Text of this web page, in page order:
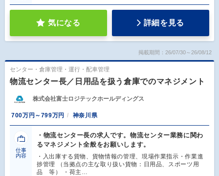
気になる 詳細を見る
掲載期間：26/07/30～26/08/12
センター・倉庫管理・運行・配車管理
物流センター長／日用品を扱う倉庫でのマネジメント
株式会社富士ロジテックホールディングス
700万円～799万円 神奈川県
仕事
内容
・物流センター長の求人です。物流センター業務に関わ
るマネジメント全般をお願いします。
・入出庫する貨物、貨物情報の管理、現場作業指示・作業進
捗管理 （当拠点の主な取り扱い貨物：日用品、スポーツ用
品 等） ・荷主…